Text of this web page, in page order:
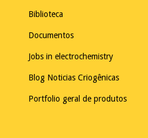
Biblioteca
Documentos
Jobs in electrochemistry
Blog Noticias Criogênicas
Portfolio geral de produtos